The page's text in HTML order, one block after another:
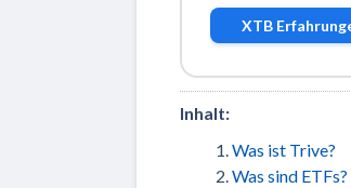
XTB
Inhalt:
Was ist Trive?
Was sind ETFs?